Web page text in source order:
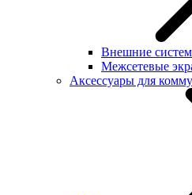
Внешние
Межсетевые
Аксессуары для